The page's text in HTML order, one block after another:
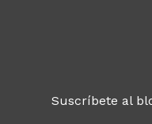
Suscríbete al